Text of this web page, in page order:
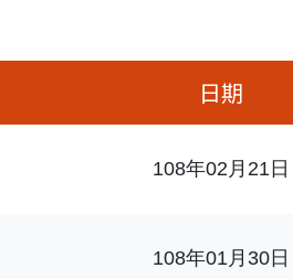
日期
108年02月21日
108年01月30日